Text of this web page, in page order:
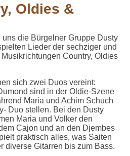
Oldies &
die Bürgelner Gruppe Dusty
Lieder der sechziger und
Country, Oldies
sich zwei Duos vereint:
sind in der Oldie-Szene
Maria und Achim Schuch
Duo stellen. Bei den Dusty
Maria und Volker den
Cajon und an den Djembes
praktisch alles, was Saiten
diverse Gitarren bis zum Bass.